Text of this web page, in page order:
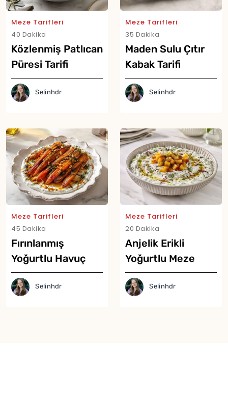
Meze Tarifleri
40 Dakika
Közlenmiş Patlıcan
Püresi Tarifi
Selinhdr
Meze Tarifleri
35 Dakika
Maden Sulu Çıtır
Kabak Tarifi
Selinhdr
Meze Tarifleri
45 Dakika
Fırınlanmış
Yoğurtlu Havuç
Mezesi Tarifi
Selinhdr
Meze Tarifleri
20 Dakika
Anjelik Erikli
Yoğurtlu Meze
Tarifi
Selinhdr